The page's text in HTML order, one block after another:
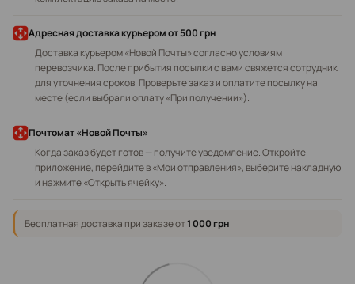
Адресная доставка курьеромот 500 грн
Доставка курьером «Новой Почты» согласно условиям
перевозчика. После прибытия посылки с вами свяжется сотрудник
для уточнения сроков. Проверьте заказ и оплатите посылку на
месте (если выбрали оплату «При получении»).
Почтомат «Новой Почты»
Когда заказ будет готов — получите уведомление. Откройте
приложение, перейдите в «Мои отправления», выберите накладную
и нажмите «Открыть ячейку».
Бесплатная доставка при заказе от1 000 грн